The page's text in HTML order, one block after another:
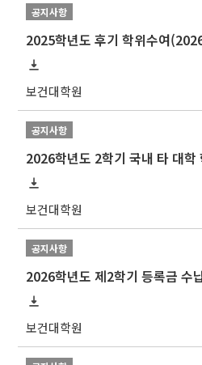
공지사항
보건대학원
공지사항
2026학년도 2학기 국내 타 대학
보건대학원
공지사항
보건대학원